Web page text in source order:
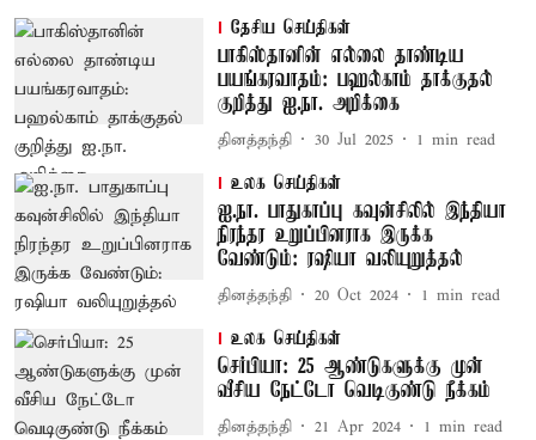
தேசிய செய்திகள்
பாகிஸ்தானின் எல்லை தாண்டிய
பயங்கரவாதம்: பஹல்காம் தாக்குதல்
குறித்து ஐ.நா. அறிக்கை
தினத்தந்தி 30 Jul 2025 1 min read
உலக செய்திகள்
ஐ.நா. பாதுகாப்பு கவுன்சிலில் இந்தியா
நிரந்தர உறுப்பினராக இருக்க
வேண்டும்: ரஷியா வலியுறுத்தல்
தினத்தந்தி 20 Oct 2024 1 min read
உலக செய்திகள்
செர்பியா: 25 ஆண்டுகளுக்கு முன்
வீசிய நேட்டோ வெடிகுண்டு நீக்கம்
தினத்தந்தி 21 Apr 2024 1 min read